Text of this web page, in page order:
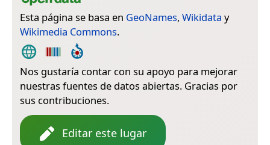
Esta página se basa en GeoNames, Wikidata y
Wikimedia Commons.
Nos gustaría contar con su apoyo para mejorar
nuestras fuentes de datos abiertas. Gracias por
sus contribuciones.
Editar este lugar